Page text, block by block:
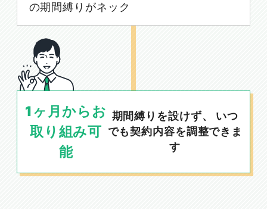
の期間縛りがネック
1ヶ月からお
取り組み可
能
期間縛りを設けず、 いつ
でも契約内容を調整できま
す